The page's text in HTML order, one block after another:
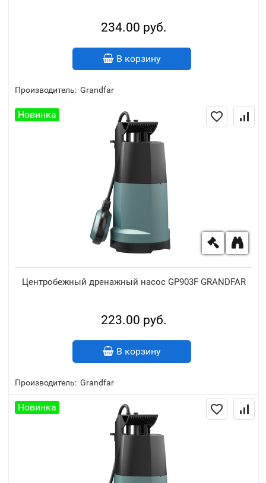
Производитель: Grandfar
234.00 руб.
В корзину
Новинка
Центробежный дренажный насос GP903F GRANDFAR
Производитель: Grandfar
223.00 руб.
В корзину
Новинка